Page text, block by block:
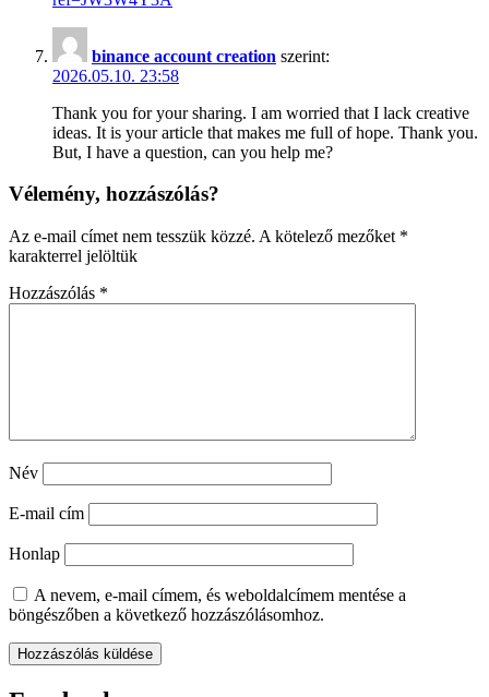
binance account creation szerint:
2026.05.10. 23:58
Thank you for your sharing. I am worried that I lack creative
ideas. It is your article that makes me full of hope. Thank you.
But, I have a question, can you help me?
Vélemény, hozzászólás?
Az e-mail címet nem tesszük közzé. A kötelező mezőket *
karakterrel jelöltük
Hozzászólás *
Név
E-mail cím
Honlap
A nevem, e-mail címem, és weboldalcímem mentése a
böngészőben a következő hozzászólásomhoz.